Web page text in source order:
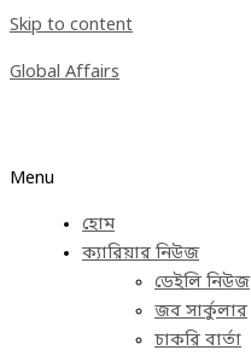
Skip to content
Global Affairs
Menu
হোম
ক্যারিয়ার নিউজ
ডেইলি নিউজ
জব সার্কুলার
চাকরি বার্তা